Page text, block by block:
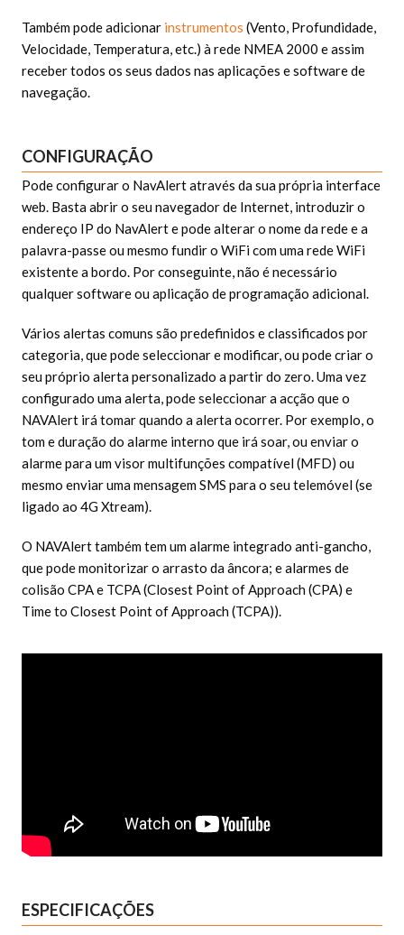
Também pode adicionar instrumentos (Vento, Profundidade,
Velocidade, Temperatura, etc.) à rede NMEA 2000 e assim
receber todos os seus dados nas aplicações e software de
navegação.
CONFIGURAÇÃO
Pode configurar o NavAlert através da sua própria interface
web. Basta abrir o seu navegador de Internet, introduzir o
endereço IP do NavAlert e pode alterar o nome da rede e a
palavra-passe ou mesmo fundir o WiFi com uma rede WiFi
existente a bordo. Por conseguinte, não é necessário
qualquer software ou aplicação de programação adicional.
Vários alertas comuns são predefinidos e classificados por
categoria, que pode seleccionar e modificar, ou pode criar o
seu próprio alerta personalizado a partir do zero. Uma vez
configurado uma alerta, pode seleccionar a acção que o
NAVAlert irá tomar quando a alerta ocorrer. Por exemplo, o
tom e duração do alarme interno que irá soar, ou enviar o
alarme para um visor multifunções compatível (MFD) ou
mesmo enviar uma mensagem SMS para o seu telemóvel (se
ligado ao 4G Xtream).
O NAVAlert também tem um alarme integrado anti-gancho,
que pode monitorizar o arrasto da âncora; e alarmes de
colisão CPA e TCPA (Closest Point of Approach (CPA) e
Time to Closest Point of Approach (TCPA)).
ESPECIFICAÇÕES